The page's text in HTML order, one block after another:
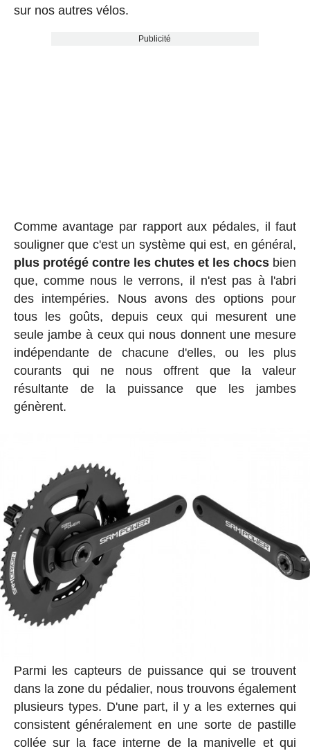
sur nos autres vélos.
Publicité
Comme avantage par rapport aux pédales, il faut
souligner que c'est un système qui est, en général,
plus protégé contre les chutes et les chocs bien
que, comme nous le verrons, il n'est pas à l'abri
des intempéries. Nous avons des options pour
tous les goûts, depuis ceux qui mesurent une
seule jambe à ceux qui nous donnent une mesure
indépendante de chacune d'elles, ou les plus
courants qui ne nous offrent que la valeur
résultante de la puissance que les jambes
génèrent.
Parmi les capteurs de puissance qui se trouvent
dans la zone du pédalier, nous trouvons également
plusieurs types. D'une part, il y a les externes qui
consistent généralement en une sorte de pastille
collée sur la face interne de la manivelle et qui